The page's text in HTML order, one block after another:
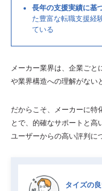
長年の支援実績に基
た豊富な転職支援経
ている
メーカー業界は、企業ごと
や業界構造への理解がない
だからこそ、メーカーに特
とで、的確なサポートと高
ユーザーからの高い評判に
タイズの